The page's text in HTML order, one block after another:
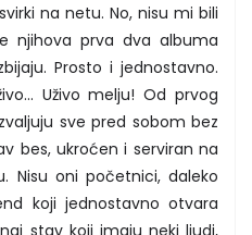
na netu. No, nisu mi bili
njihova prva dva albuma
Prosto i jednostavno.
Uživo melju! Od prvog
sve pred sobom bez
bes, ukroćen i serviran na
Nisu oni početnici, daleko
koji jednostavno otvara
stav koji imaju neki ljudi,